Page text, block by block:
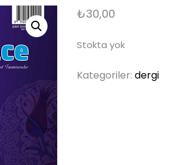
₺30,00
Stokta yok
Kategoriler:dergi